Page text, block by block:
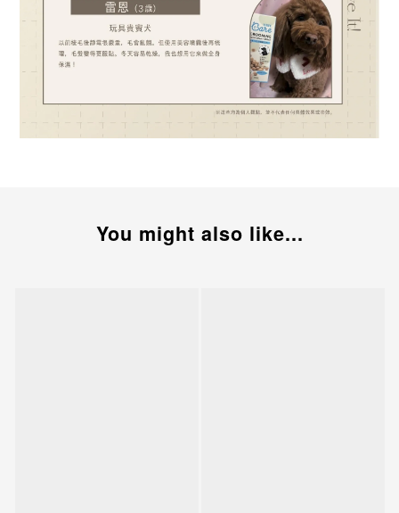
You might also like...